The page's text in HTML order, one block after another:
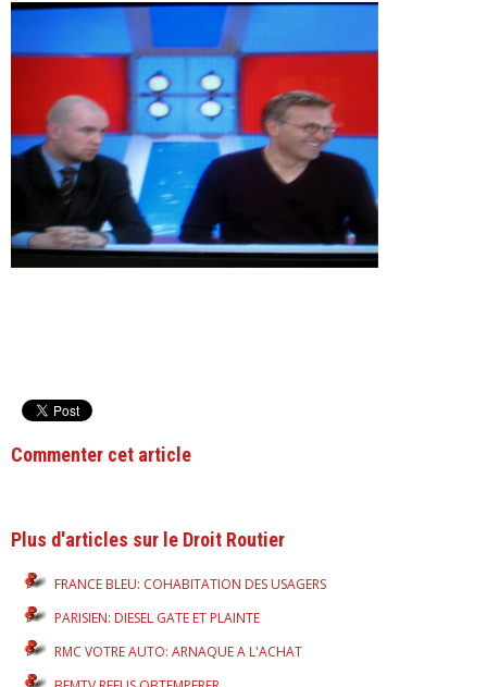
Commenter cet article
Plus d'articles sur le Droit Routier
FRANCE BLEU: COHABITATION DES USAGERS
PARISIEN: DIESEL GATE ET PLAINTE
RMC VOTRE AUTO: ARNAQUE A L'ACHAT